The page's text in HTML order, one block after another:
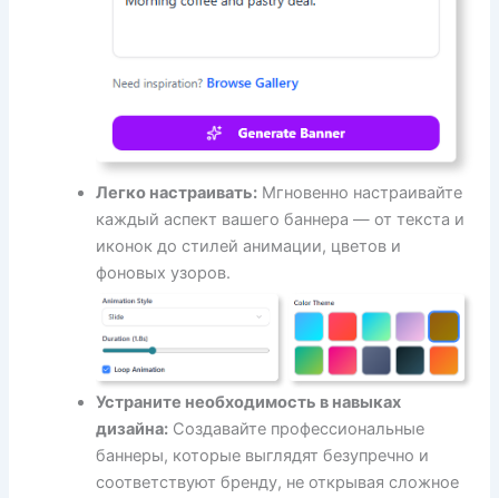
Легко настраивать: Мгновенно настраивайте
каждый аспект вашего баннера — от текста и
иконок до стилей анимации, цветов и
фоновых узоров.
Устраните необходимость в навыках
дизайна: Создавайте профессиональные
баннеры, которые выглядят безупречно и
соответствуют бренду, не открывая сложное